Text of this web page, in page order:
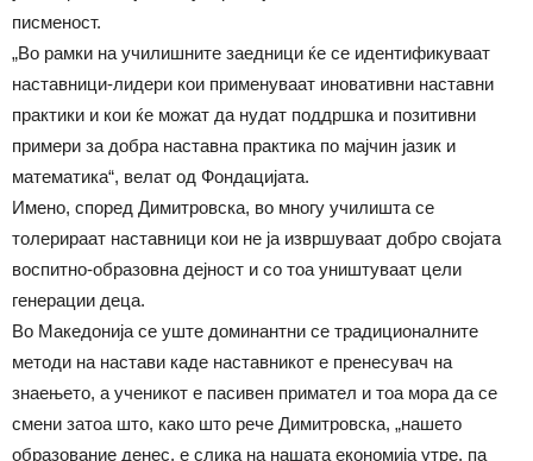
писменост.
„Во рамки на училишните заедници ќе се идентификуваат
наставници-лидери кои применуваат иновативни наставни
практики и кои ќе можат да нудат поддршка и позитивни
примери за добра наставна практика по мајчин јазик и
математика“, велат од Фондацијата.
Имено, според Димитровска, во многу училишта се
толерираат наставници кои не ја извршуваат добро својата
воспитно-образовна дејност и со тоа уништуваат цели
генерации деца.
Во Македонија се уште доминантни се традиционалните
методи на настави каде наставникот е пренесувач на
знаењето, а ученикот е пасивен примател и тоа мора да се
смени затоа што, како што рече Димитровска, „нашето
образование денес, е слика на нашата економија утре, па